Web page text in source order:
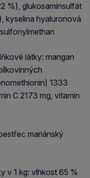
%), glukosaminsulfát
kyselina hyaluronová
látky: mangan
1333
C 2173 mg, vitamin
mariánský
v 1 kg: vlhkost 65 %